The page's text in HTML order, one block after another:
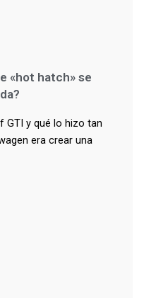
«hot hatch» se
GTI y qué lo hizo tan
era crear una